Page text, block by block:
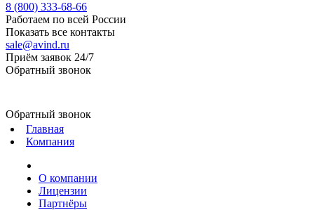
8 (800) 333-68-66
Работаем по всей России
Показать все контакты
sale@avind.ru
Приём заявок 24/7
Обратный звонок
Обратный звонок
Главная
Компания
О компании
Лицензии
Партнёры